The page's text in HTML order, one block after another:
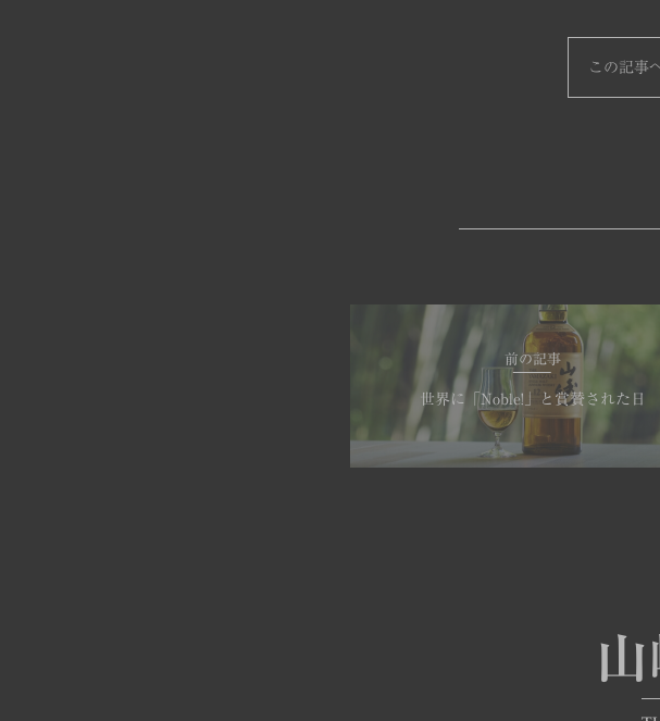
この記事
前の記事
世界に「Noble!」と賞賛された日